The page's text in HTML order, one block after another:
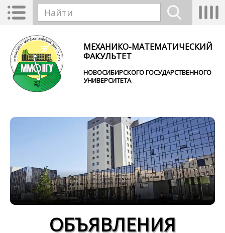
Перейти к основному содержанию
Toggle
navigation
Форма поиска
МЕХАНИКО-МАТЕМАТИЧЕСКИЙ
ФАКУЛЬТЕТ
НОВОСИБИРСКОГО ГОСУДАРСТВЕННОГО
УНИВЕРСИТЕТА
ОБЪЯВЛЕНИЯ